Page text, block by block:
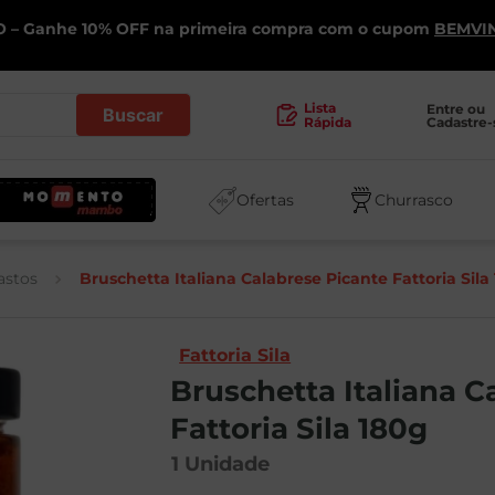
– Ganhe 10% OFF na primeira compra com o cupom
Lista
Rápida
Entre ou
Cadastre-
Ofertas Churrasco
Bruschetta Italiana Calabrese Picante Fattoria Sila
Fattoria Sila
Bruschetta Italiana
Fattoria Sila 180g
1 Unidade